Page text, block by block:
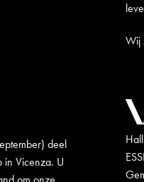
deel
Vicenza. U
Wij